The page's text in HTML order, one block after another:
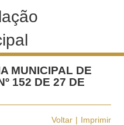
MUNICIPAL DE
152 DE 27 DE
Voltar Imprimir